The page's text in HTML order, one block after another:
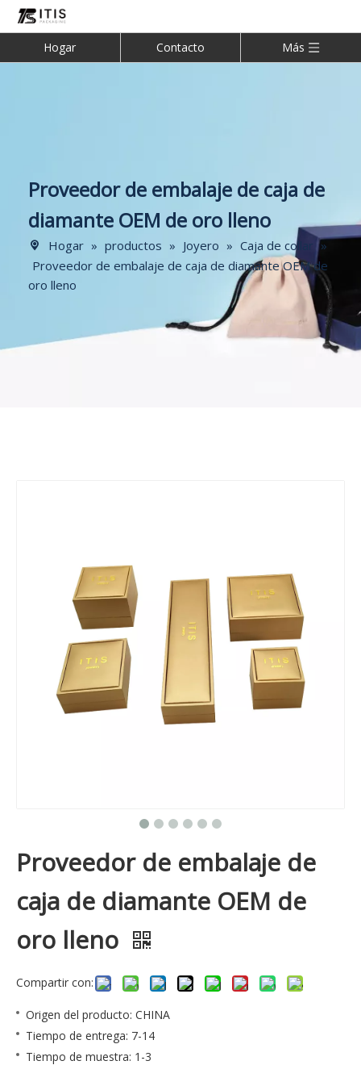
Hogar Contacto Más
Proveedor de embalaje de caja de
diamante OEM de oro lleno
Hogar » productos » Joyero » Caja de collar »
Proveedor de embalaje de caja de diamante OEM de
oro lleno
Proveedor de embalaje de
caja de diamante OEM de
oro lleno
Compartir con:
Origen del producto: CHINA
Tiempo de entrega: 7-14
Tiempo de muestra: 1-3